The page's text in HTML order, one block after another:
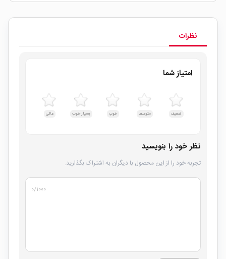
نظرات
امتیاز شما
ضعیف متوسط خوب بسیار خوب عالی
نظر خود را بنویسید
تجربه خود را از این محصول با دیگران به اشتراک بگذارید.
۰/۱۰۰۰